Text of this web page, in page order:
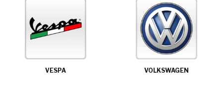
VESPA VOLKSWAGEN